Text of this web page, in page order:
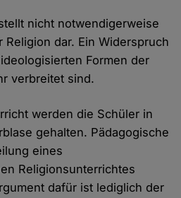
nicht notwendigerweise
dar. Ein Widerspruch
Formen der
verbreitet sind.
werden die Schüler in
gehalten. Pädagogische
eines
Religionsunterrichtes
dafür ist lediglich der